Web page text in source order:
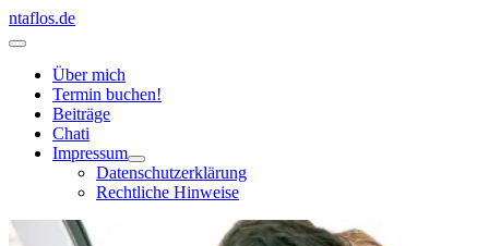
Zum
Inhalt
ntaflos.de
Hauptmenü
Über mich
Termin buchen!
Beiträge
Chati
Impressum
Datenschutzerklärung
Rechtliche Hinweise